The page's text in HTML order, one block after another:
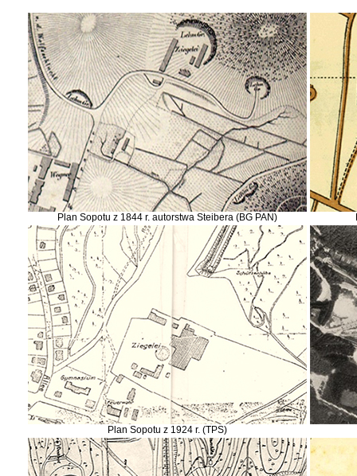
Plan Sopotu z 1844 r. autorstwa Steibera (BG PAN)
Plan Sopotu z 1924 r. (TPS)